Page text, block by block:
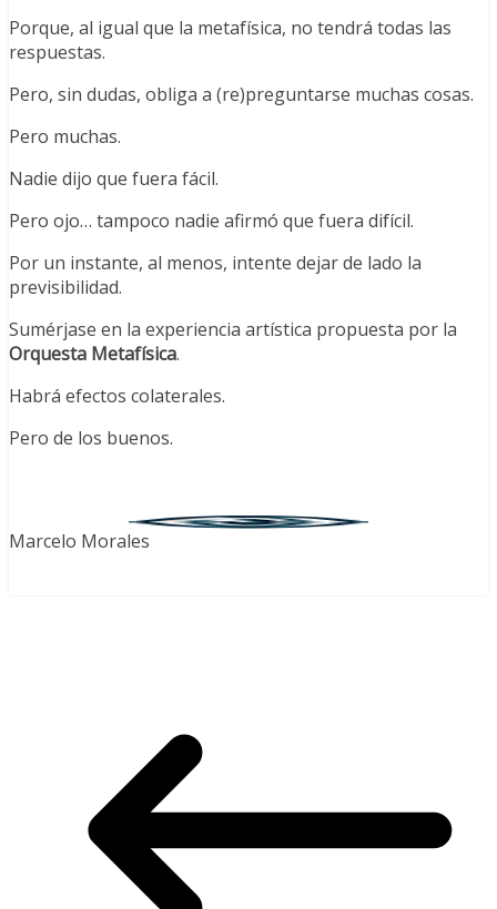
Porque, al igual que la metafísica, no tendrá todas las
respuestas.
Pero, sin dudas, obliga a (re)preguntarse muchas cosas.
Pero muchas.
Nadie dijo que fuera fácil.
Pero ojo… tampoco nadie afirmó que fuera difícil.
Por un instante, al menos, intente dejar de lado la
previsibilidad.
Sumérjase en la experiencia artística propuesta por la
Orquesta Metafísica.
Habrá efectos colaterales.
Pero de los buenos.
Marcelo Morales